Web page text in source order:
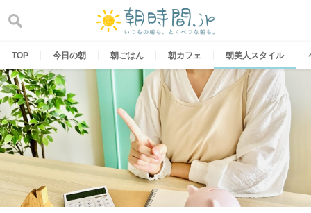
content
TOP 今日の朝 朝ごはん 朝カフェ 朝美人スタイル